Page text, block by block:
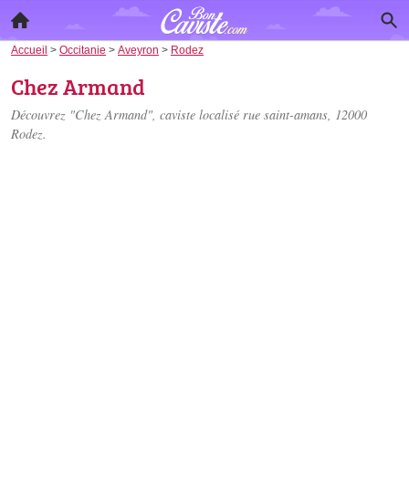
Accueil > Occitanie > Aveyron > Rodez
Chez Armand
Découvrez "Chez Armand", caviste localisé rue saint-amans, 12000
Rodez.